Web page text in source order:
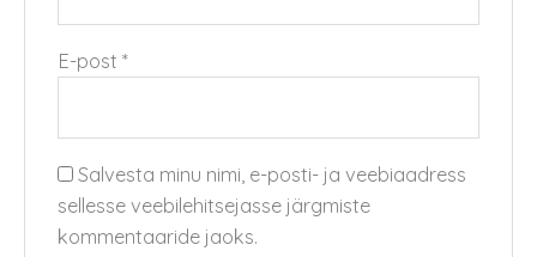
E-post*
Salvesta minu nimi, e-posti- ja veebiaadress
sellesse veebilehitsejasse järgmiste
kommentaaride jaoks.